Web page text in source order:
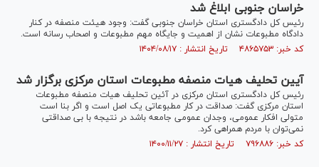
خراسان جنوبی ابلاغ شد
رئیس کل دادگستری استان خراسان جنوبی گفت: وجود هیئت منصفه در کنار
دادگاه مطبوعات نشان از اهمیت و جایگاه مهم مطبوعات و اصحاب رسانه است.
کد خبر: ۴۸۶۵۷۵۳ تاریخ انتشار : ۱۴۰۴/۰۸/۱۷
آیین تحلیف هیات منصفه مطبوعات استان مرکزی برگزار شد
رئیس کل دادگستری استان مرکزی در آئین تحلیف هیات منصفه مطبوعات
استان مرکزی گفت: صداقت در کار مطبوعاتی یک اصل است و اگر بنا است
متولی افکار عمومی، وجدان عمومی جامعه باشد در نتیجه با بی صداقتی
نمی‌توان با مردم همراهی کرد.
کد خبر: ۷۹۶۸۸۶ تاریخ انتشار : ۱۴۰۰/۱۱/۲۷